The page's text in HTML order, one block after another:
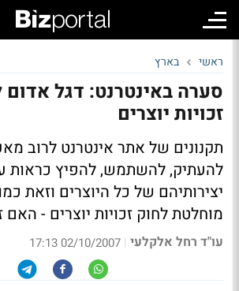
ראשי בארץ
סערה באינטרנט: דגל אדום
זכויות יוצרים
תקנונים של אתר אינטרנט לרוב
להעתיק, להשתמש, להפיץ כראות
יצירותיהם של כל היוצרים וזאת
מוחלטת לחוק זכויות יוצרים - האם
עו"ד רחל אלקלעי |
02/10/2007 17:13